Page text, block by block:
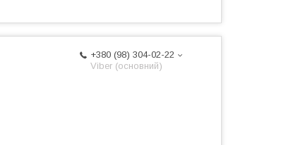
+380 (98) 304-02-22
Viber (основний)